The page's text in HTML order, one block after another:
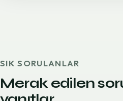
SIK SORULANLAR
Merak edilen